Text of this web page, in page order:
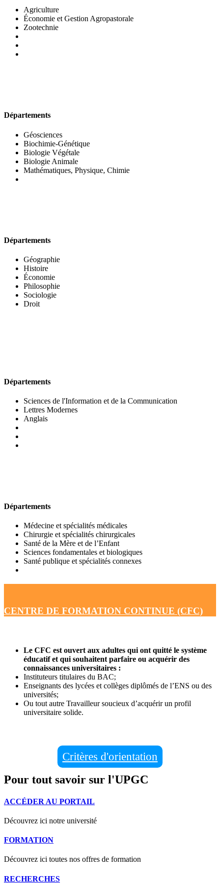
Agriculture
Économie et Gestion Agropastorale
Zootechnie
Départements
Géosciences
Biochimie-Génétique
Biologie Végétale
Biologie Animale
Mathématiques, Physique, Chimie
Départements
Géographie
Histoire
Économie
Philosophie
Sociologie
Droit
Départements
Sciences de l'Information et de la Communication
Lettres Modernes
Anglais
Départements
Médecine et spécialités médicales
Chirurgie et spécialités chirurgicales
Santé de la Mère et de l’Enfant
Sciences fondamentales et biologiques
Santé publique et spécialités connexes
CENTRE DE FORMATION CONTINUE (CFC)
Le CFC est ouvert aux adultes qui ont quitté le système
éducatif et qui souhaitent parfaire ou acquérir des
connaissances universitaires :
Instituteurs titulaires du BAC;
Enseignants des lycées et collèges diplômés de l’ENS ou des
universités;
Ou tout autre Travailleur soucieux d’acquérir un profil
universitaire solide.
Critères d'orientation
Pour tout savoir sur l'UPGC
ACCÉDER AU PORTAIL
Découvrez ici notre université
FORMATION
Découvrez ici toutes nos offres de formation
RECHERCHES